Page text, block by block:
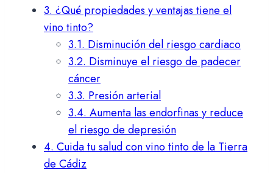
3.¿Qué propiedades y ventajas tiene el
vino tinto?
3.1.Disminución del riesgo cardiaco
3.2.Disminuye el riesgo de padecer
cáncer
3.3.Presión arterial
3.4.Aumenta las endorfinas y reduce
el riesgo de depresión
4.Cuida tu salud con vino tinto de la Tierra
de Cádiz